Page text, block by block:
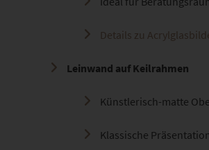
Details zu
Leinwand auf Keilrahmen
Künstlerisch-matte
Klassische